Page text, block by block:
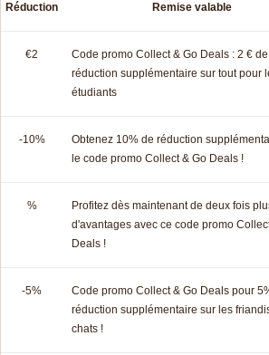
Réduction Remise valable
€2
Code promo Collect & Go Deals : 2 € de
réduction supplémentaire sur tout pour
étudiants
-10%
Obtenez 10% de réduction
le code promo Collect & Go Deals !
%
Profitez dès maintenant de deux fois
d'avantages avec ce code promo
Deals !
-5%
Code promo Collect & Go Deals pour
réduction supplémentaire sur les
chats !